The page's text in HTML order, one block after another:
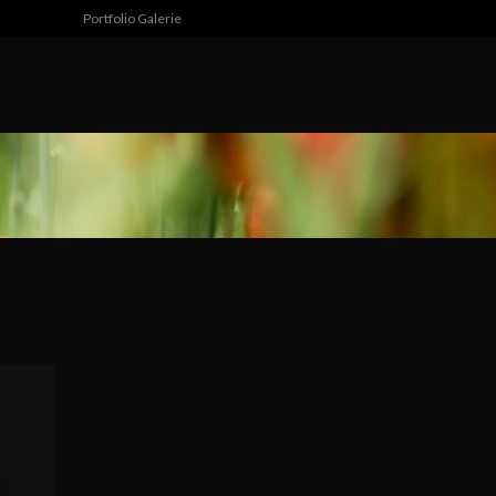
Portfolio Galerie